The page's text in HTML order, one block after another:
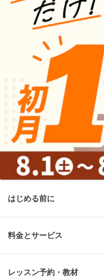
はじめる前に
料金とサービス
レッスン予約・教材